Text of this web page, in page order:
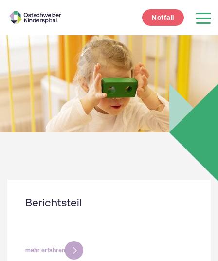
Berichtsteil
mehr erfahren
Notfall